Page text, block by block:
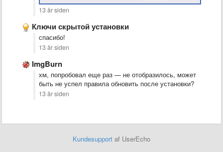
13 år siden
Ключи скрытой установки
спасибо!
13 år siden
ImgBurn
хм, попробовал еще раз — не отобразилось, может
быть не успел правила обновить после установки?
13 år siden
Kundesupport af UserEcho